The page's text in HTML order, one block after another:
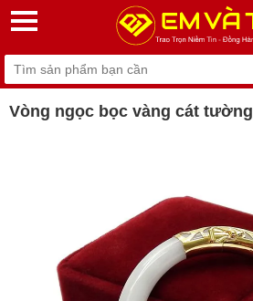
Vòng ngọc bọc vàng cát tường